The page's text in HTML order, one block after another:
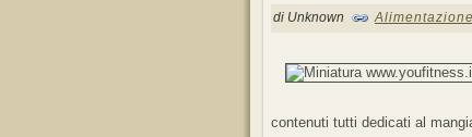
di Unknown
contenuti tutti dedicati al